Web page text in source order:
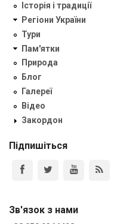
Історія і традиції
Регіони України
Тури
Пам'ятки
Природа
Блог
Галереї
Відео
Закордон
Підпишіться
Зв'язок з нами